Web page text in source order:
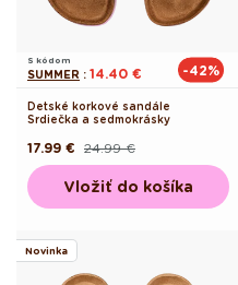
S kódom
SUMMER : 14.40 € -42%
Detské korkové sandále
Srdiečka a sedmokrásky
Pôvodná
cena
24.99 €
Akciová
cena
17.99 €
Vložiť do košíka
Novinka